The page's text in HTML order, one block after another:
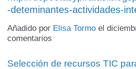
-deteminantes-actividades-
Añadido por Elisa Tormo el
comentarios
Selección de recursos TIC